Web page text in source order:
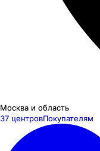
Москва и область
37 центровПокупателям